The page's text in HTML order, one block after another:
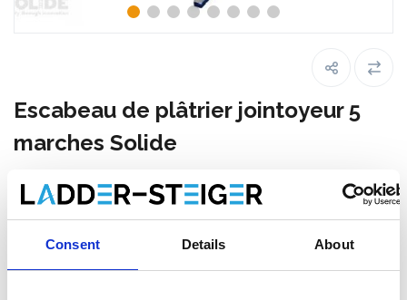
Consent Details About
Escabeau de plâtrier jointoyeur 5
marches Solide
Faites votre choix:
Escabeau de plâtrier jointoyeur 5 marches Solide
€221,00 €254,56 HT